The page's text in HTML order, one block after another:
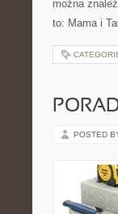
można
to: Mama i
POSTED